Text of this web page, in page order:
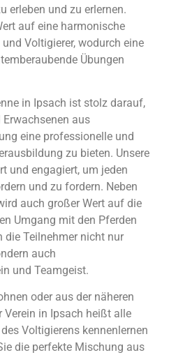
erleben und zu erlernen.
auf eine harmonische
Voltigierer, wodurch eine
Übungen
in Ipsach ist stolz darauf,
aus
eine professionelle und
zu bieten. Unsere
und engagiert, um jeden
und zu fordern. Neben
auch großer Wert auf die
Umgang mit den Pferden
die Teilnehmer nicht nur
auch
und Teamgeist.
oder aus der näheren
Verein in Ipsach heißt alle
Voltigierens kennenlernen
die perfekte Mischung aus